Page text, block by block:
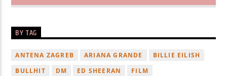
BY TAG
ANTENA ZAGREB ARIANA GRANDE
BILLIE EILISH
BULLHIT
DM ED SHEERAN
FILM